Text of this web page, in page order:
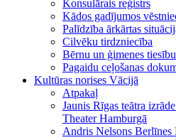
Konsulārais reģistrs
Kādos gadījumos
Palīdzība ārkārtas
Cilvēku tirdzniecība
Bērnu un ģimenes
Pagaidu ceļošanas
Kultūras norises Vācijā
Atpakaļ
Jaunis Rīgas teātra
Theater Hamburgā
Andris Nelsons Berlīnes